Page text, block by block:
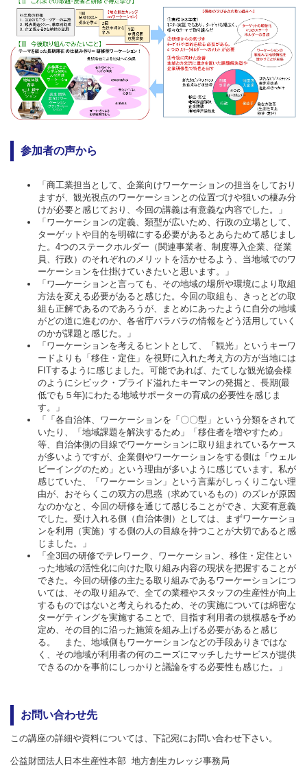
参加者の声から
「商工業担当として、企業向けワーケーションの担当をしており
ますが、観光視点のワーケーションとの位置づけや狙いの棲み分
けが必要と感じており、今回の講義は有意義な内容でした。」
「ワーケーションの定義、類型が広いため、行政の立場として、
ターゲットや目的を明確にする必要があるとあらためて感じまし
た。4つのステークホルダー（関連事業者、制度導入企業、従業
員、行政）のそれぞれのメリットを活かせるよう、当地域でのワ
ーケーションを仕掛けていきたいと思います。」
「ワ―ケーションと言っても、その地域の場所や環境により取組
方法を変える必要があると感じた。今回の取組も、きっとどの取
組も正解であるのであろうが、まとめにあったように自分の地域
がどの道に進むのか、各省庁バラバラの情報をどう活用していく
のかが課題と感じた。」
「ワーケーションを考えるヒントとして、「観光」というキーワ
ードよりも「移住・定住」を視野に入れた考え方の方が当地には
FITするように感じました。可能であれば、たてしな観光協会様
のようにシビック・プライド溢れたキーマンの発掘と、長期(最
低でも５年)にわたる地域サポーターの育成の必要性を感じま
す。」
「「各自治体、ワーケーションを「〇〇型」という分類をされて
いたり、「地域課題を解決するため」「移住者を増やすため」
等、自治体側の目線でワーケーションに取り組まれているケース
が多いようですが、企業側やワーケーションをする側は「ウェル
ビーイングのため」という理由が多いように感じています。私が
感じていた、「ワーケーション」という言葉がしっくりこない理
由が、おそらくこの双方の思惑（求めているもの）のズレが原因
なのかなと、今回の研修を通じて感じることができ、大変有意義
でした。受け入れる側（自治体側）としては、まずワーケーショ
ンを利用（実施）する側の人の目線を持つことが大切であると感
じました。」
「全3回の研修でテレワーク、ワーケーション、移住・定住とい
った地域の活性化に向けた取り組み内容の現状を把握することが
できた。今回の研修の主たる取り組みであるワーケーションにつ
いては、その取り組みで、全ての業種やスタッフの生産性が向上
するものではないと考えられるため、その実施については綿密な
ターゲティングを実施することで、目指す利用者の規模感を予め
定め、その目的に沿った施策を組み上げる必要があると感じ
る。 また、地域側もワーケーションなどの手段ありきではな
く、その地域が利用者の何のニーズにマッチしたサービスが提供
できるのかを事前にしっかりと議論をする必要性も感じた。」
お問い合わせ先
この講座の詳細や資料については、下記宛にお問い合わせ下さい。
公益財団法人日本生産性本部 地方創生カレッジ事務局